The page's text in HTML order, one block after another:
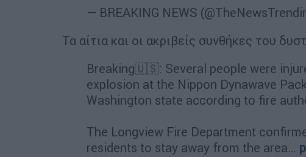
— BREAKING NEWS
Τα αίτια και οι ακριβείς συνθήκες του
Breaking🇺🇸: Several people were
explosion at the Nippon Dynawave
Washington state according to fire
The Longview Fire Department
residents to stay away from the area…